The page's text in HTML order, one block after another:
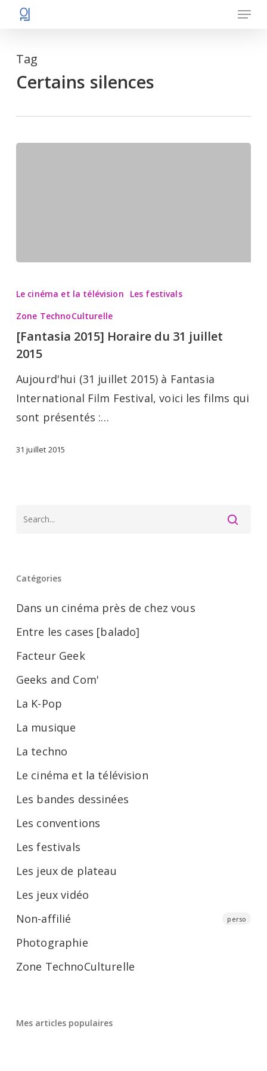
Skip
content
Menu
Tag
Certains silences
2015]
Horaire
du
31
2015
Le cinéma et la télévision
Les festivals
Zone TechnoCulturelle
[Fantasia 2015] Horaire du 31 juillet
2015
Aujourd'hui (31 juillet 2015) à Fantasia
International Film Festival, voici les films qui
sont présentés :…
31 juillet 2015
Catégories
Dans un cinéma près de chez vous
Entre les cases [balado]
Facteur Geek
Geeks and Com'
La K-Pop
La musique
La techno
Le cinéma et la télévision
Les bandes dessinées
Les conventions
Les festivals
Les jeux de plateau
Les jeux vidéo
Non-affilié
perso
Photographie
Zone TechnoCulturelle
Mes articles populaires